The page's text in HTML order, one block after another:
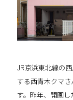
JR京浜東北線の
する西青木クマ
す。昨年、開園